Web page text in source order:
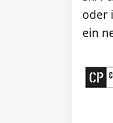
oder
ein